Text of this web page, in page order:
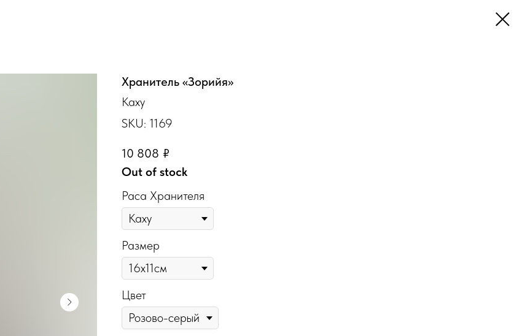
Хранитель «Зорийя»
Каху
SKU: 1169
10 808 ₽
Out of stock
Раса Хранителя
Размер
Цвет